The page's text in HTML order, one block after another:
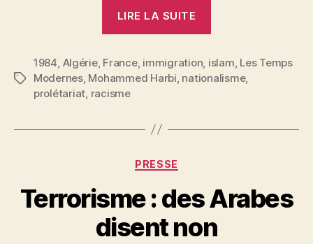
LIRE LA SUITE
Les
immigrés
l’avenir »
Étiquettes
1984, Algérie, France, immigration, islam, Les Temps
Modernes, Mohammed Harbi, nationalisme,
prolétariat, racisme
Catégories
PRESSE
Terrorisme : des Arabes
disent non
a
S